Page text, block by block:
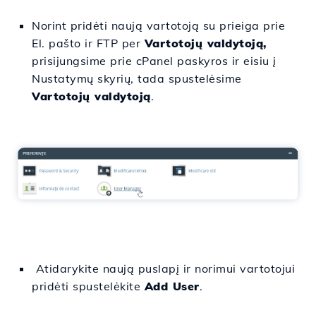
Norint pridėti naują vartotoją su prieiga prie
El. pašto ir FTP perVartotojų valdytoją,
prisijungsime prie cPanel paskyros ir eisiu į
Nustatymų skyrių, tada spustelėsime
Vartotojų valdytoją.
Atidarykite naują puslapį ir norimui vartotojui
pridėti spustelėkite Add User.